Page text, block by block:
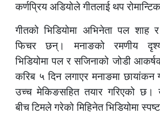
कर्णप्रिय अडियोले गीतलाई थप
गीतको भिडियोमा अभिनेता पल शाह
फिचर छन्। मनाङको रमणीय
भिडियोमा पल र सजिनाको जोडी
करिब ५ दिन लगाएर मनाङमा छायांकन
उच्च मेकिङसहित तयार गरिएको छ।
बीच टिमले गरेको मिहिनेत भिडियोमा